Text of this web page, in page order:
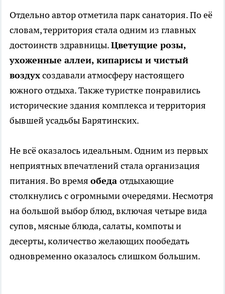
Отдельно автор отметила парк санатория. По её
словам, территория стала одним из главных
достоинств здравницы.Цветущие розы,
ухоженные аллеи, кипарисы и чистый
воздухсоздавали атмосферу настоящего
южного отдыха. Также туристке понравились
исторические здания комплекса и территория
бывшей усадьбы Барятинских.
Не всё оказалось идеальным. Одним из первых
неприятных впечатлений стала организация
питания. Во время обеда отдыхающие
столкнулись с огромными очередями. Несмотря
на большой выбор блюд, включая четыре вида
супов, мясные блюда, салаты, компоты и
десерты, количество желающих пообедать
одновременно оказалось слишком большим.